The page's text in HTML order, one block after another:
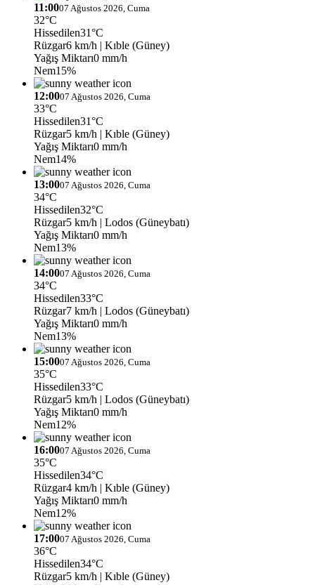
11:0007 Ağustos 2026, Cuma
32°C
Hissedilen31°C
Rüzgar6 km/h | Kıble (Güney)
Yağış Miktarı0 mm/h
Nem15%
12:0007 Ağustos 2026, Cuma
33°C
Hissedilen31°C
Rüzgar5 km/h | Kıble (Güney)
Yağış Miktarı0 mm/h
Nem14%
13:0007 Ağustos 2026, Cuma
34°C
Hissedilen32°C
Rüzgar5 km/h | Lodos (Güneybatı)
Yağış Miktarı0 mm/h
Nem13%
14:0007 Ağustos 2026, Cuma
34°C
Hissedilen33°C
Rüzgar7 km/h | Lodos (Güneybatı)
Yağış Miktarı0 mm/h
Nem13%
15:0007 Ağustos 2026, Cuma
35°C
Hissedilen33°C
Rüzgar5 km/h | Lodos (Güneybatı)
Yağış Miktarı0 mm/h
Nem12%
16:0007 Ağustos 2026, Cuma
35°C
Hissedilen34°C
Rüzgar4 km/h | Kıble (Güney)
Yağış Miktarı0 mm/h
Nem12%
17:0007 Ağustos 2026, Cuma
36°C
Hissedilen34°C
Rüzgar5 km/h | Kıble (Güney)